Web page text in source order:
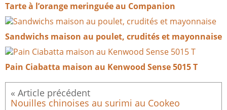
Tarte à l’orange meringuée au Companion
Sandwichs maison au poulet, crudités et mayonnaise
Pain Ciabatta maison au Kenwood Sense 5015 T
Nouilles chinoises au surimi au Cookeo